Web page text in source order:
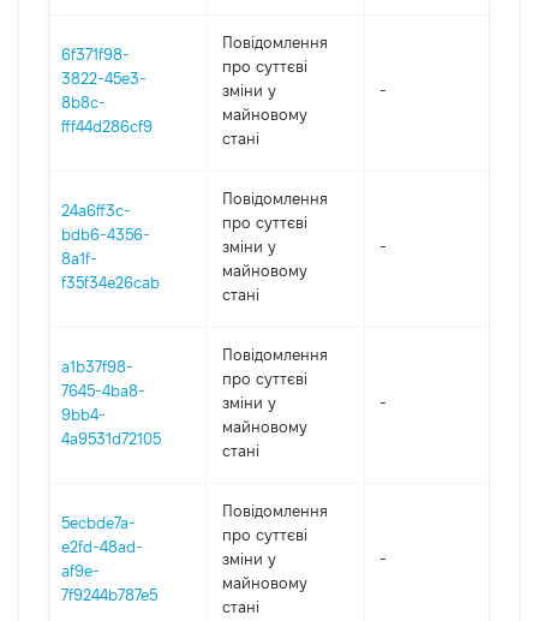
6f371f98-
3822-45e3-
8b8c-
fff44d286cf9
Повідомлення
про суттєві
зміни y
майновому
стані
-
24a6ff3c-
bdb6-4356-
8a1f-
f35f34e26cab
Повідомлення
про суттєві
зміни y
майновому
стані
-
a1b37f98-
7645-4ba8-
9bb4-
4a9531d72105
Повідомлення
про суттєві
зміни y
майновому
стані
-
5ecbde7a-
e2fd-48ad-
af9e-
7f9244b787e5
Повідомлення
про суттєві
зміни y
майновому
стані
-